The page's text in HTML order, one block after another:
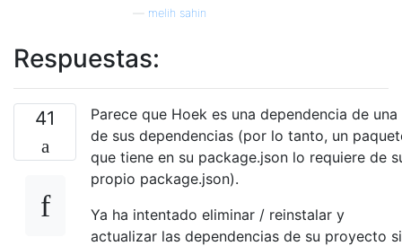
melih sahin
Respuestas:
41
Parece que Hoek es una dependencia de una
de sus dependencias (por lo tanto, un
que tiene en su package.json lo requiere de
propio package.json).
Ya ha intentado eliminar / reinstalar y
actualizar las dependencias de su proyecto